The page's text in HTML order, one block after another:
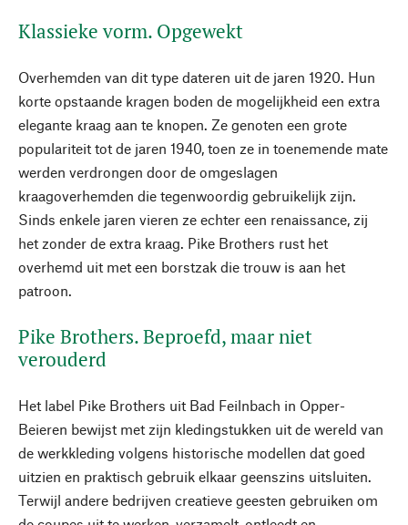
Klassieke vorm. Opgewekt
Overhemden van dit type dateren uit de jaren 1920. Hun
korte opstaande kragen boden de mogelijkheid een extra
elegante kraag aan te knopen. Ze genoten een grote
populariteit tot de jaren 1940, toen ze in toenemende mate
werden verdrongen door de omgeslagen
kraagoverhemden die tegenwoordig gebruikelijk zijn.
Sinds enkele jaren vieren ze echter een renaissance, zij
het zonder de extra kraag. Pike Brothers rust het
overhemd uit met een borstzak die trouw is aan het
patroon.
Pike Brothers. Beproefd, maar niet
verouderd
Het label Pike Brothers uit Bad Feilnbach in Opper-
Beieren bewijst met zijn kledingstukken uit de wereld van
de werkkleding volgens historische modellen dat goed
uitzien en praktisch gebruik elkaar geenszins uitsluiten.
Terwijl andere bedrijven creatieve geesten gebruiken om